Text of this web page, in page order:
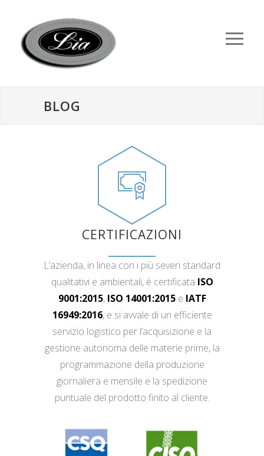
BLOG
CERTIFICAZIONI
L’azienda, in linea con i più severi standard
qualitativi e ambientali, è certificata ISO
9001:2015, ISO 14001:2015e IATF
16949:2016, e si avvale di un efficiente
servizio logistico per l’acquisizione e la
gestione autonoma delle materie prime, la
programmazione della produzione
giornaliera e mensile e la spedizione
puntuale del prodotto finito al cliente.